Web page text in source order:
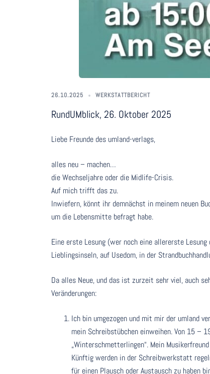
26.10.2025 WERKSTATTBERICHT
RundUMblick, 26. Oktober 2025
Liebe Freunde des umland-verlags,
alles neu – machen…
die Wechseljahre oder die Midlife-Crisis.
Auf mich trifft das zu.
Inwiefern, könnt ihr demnächst in meinem neuen
um die Lebensmitte befragt habe.
Eine erste Lesung (wer noch eine allererste
Lieblingsinseln, auf Usedom, in der
Da alles Neue, und das ist zurzeit sehr viel, auch
Veränderungen:
Ich bin umgezogen und mit mir der umland
mein Schreibstübchen einweihen. Von 15 –
„Winterschmetterlingen“. Mein
Künftig werden in der Schreibwerkstatt
für einen Plausch oder Austausch zu haben